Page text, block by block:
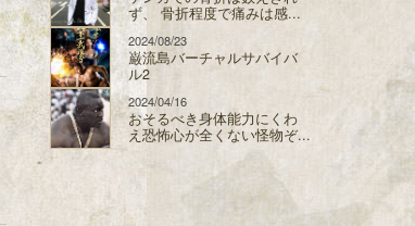
ず、 骨折程度で痛みは感...
2024/08/23
巌流島バーチャルサバイバ
ル2
2024/04/16
おそるべき身体能力にくわ
え恐怖心が全くない怪物ぞ...